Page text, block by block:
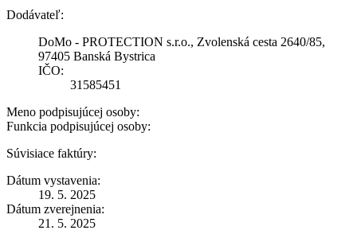
Dodávateľ:
DoMo - PROTECTION s.r.o., Zvolenská cesta 2640/85,
97405 Banská Bystrica
IČO:
31585451
Meno podpisujúcej osoby:
Funkcia podpisujúcej osoby:
Súvisiace faktúry:
Dátum vystavenia:
19. 5. 2025
Dátum zverejnenia:
21. 5. 2025